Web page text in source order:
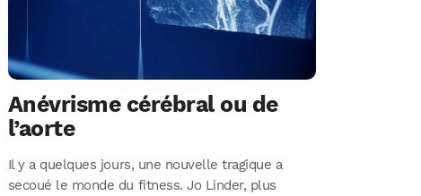
Anévrisme cérébral ou de
l’aorte
Il y a quelques jours, une nouvelle tragique a
secoué le monde du fitness. Jo Linder, plus